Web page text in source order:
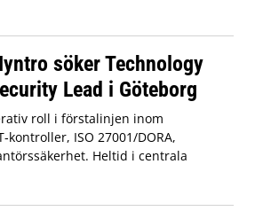
söker Technology
Lead i Göteborg
roll i förstalinjen inom
ISO 27001/DORA,
Heltid i centrala